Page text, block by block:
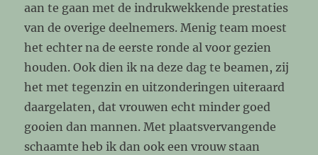
aan te gaan met de indrukwekkende prestaties
van de overige deelnemers. Menig team moest
het echter na de eerste ronde al voor gezien
houden. Ook dien ik na deze dag te beamen, zij
het met tegenzin en uitzonderingen uiteraard
daargelaten, dat vrouwen echt minder goed
gooien dan mannen. Met plaatsvervangende
schaamte heb ik dan ook een vrouw staan